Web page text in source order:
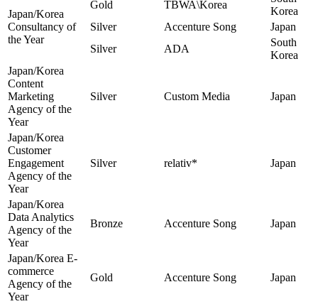
Japan/Korea
Consultancy of
the Year
Gold TBWA\Korea
Korea
Silver
Accenture Song
Japan
Silver
ADA
South
Korea
Japan/Korea
Content
Marketing
Agency of the
Year
Silver Custom Media Japan
Japan/Korea
Customer
Engagement
Agency of the
Year
Silver relativ* Japan
Japan/Korea
Data Analytics
Agency of the
Year
Bronze Accenture Song Japan
Japan/Korea E-
commerce
Agency of the
Year
Gold Accenture Song Japan